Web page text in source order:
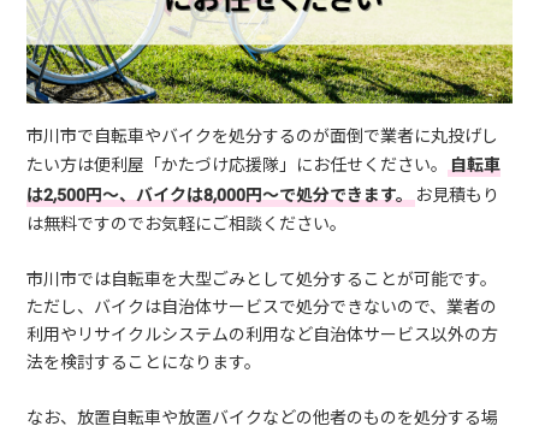
市川市で自転車やバイクを処分するのが面倒で業者に丸投げし
たい方は便利屋「かたづけ応援隊」にお任せください。自転車
は2,500円～、バイクは8,000円～で処分できます。お見積もり
は無料ですのでお気軽にご相談ください。
市川市では自転車を大型ごみとして処分することが可能です。
ただし、バイクは自治体サービスで処分できないので、業者の
利用やリサイクルシステムの利用など自治体サービス以外の方
法を検討することになります。
なお、放置自転車や放置バイクなどの他者のものを処分する場